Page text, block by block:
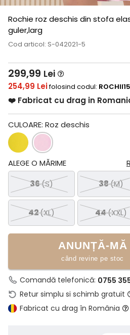
Rochie roz deschis din stofa
guler,larg
Cod articol: S-042021-5
299,99 Lei
254,99 Leifolosind codul: ROCHII15
❤️ Fabricat cu drag in
CULOARE: Roz deschis
ALEGE O MĂRIME
36(S) 38(M)
42(XL) 44(XXL)
ANUNȚĂ-MĂ
când revine pe stoc
Comandă telefonică: 0755
Retur simplu si schimb gratuit
Fabricat cu drag în România